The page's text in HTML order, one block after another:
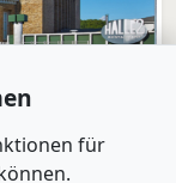
für